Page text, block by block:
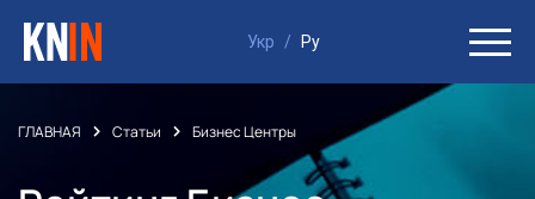
Укр / Ру
ГЛАВНАЯ Статьи Бизнес Центры